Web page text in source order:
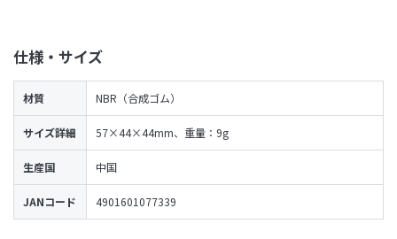
仕様・サイズ
材質 NBR（合成ゴム）
サイズ詳細 57×44×44mm、重量：9g
生産国 中国
JANコード 4901601077339